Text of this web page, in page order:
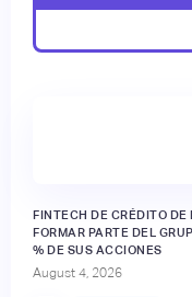
FINTECH DE CRÉDITO
FORMAR PARTE DEL
% DE SUS ACCIONES
August 4, 2026